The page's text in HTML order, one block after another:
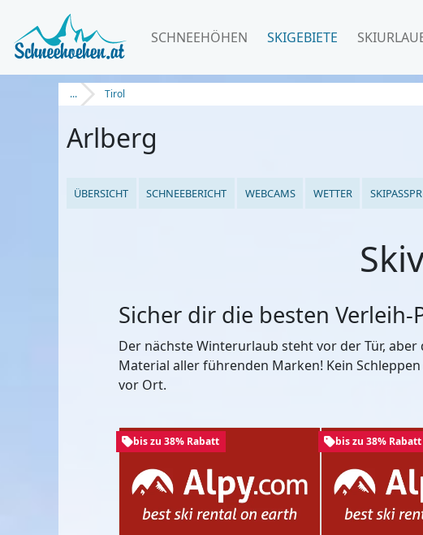
SCHNEEHÖHEN SKIGEBIETE
... Tirol
Arlberg
ÜBERSICHT SCHNEEBERICHT WEBCAMS WETTER
Sicher dir die besten
Der nächste Winterurlaub steht vor der Tür,
Material aller führenden Marken! Kein
vor Ort.
bis zu 38% Rabatt bis zu 38% Rabatt